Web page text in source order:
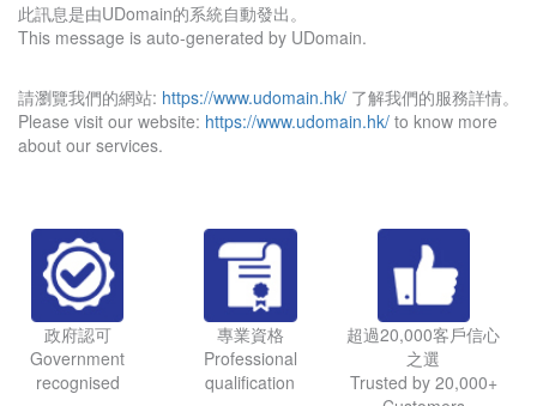
此訊息是由UDomain的系統自動發出。
This message is auto-generated by UDomain.
請瀏覽我們的網站: https://www.udomain.hk/ 了解我們的服務詳情。
Please visit our website: https://www.udomain.hk/ to know more
about our services.
政府認可
Government
recognised
專業資格
Professional
qualification
超過20,000客戶信心
之選
Trusted by 20,000+